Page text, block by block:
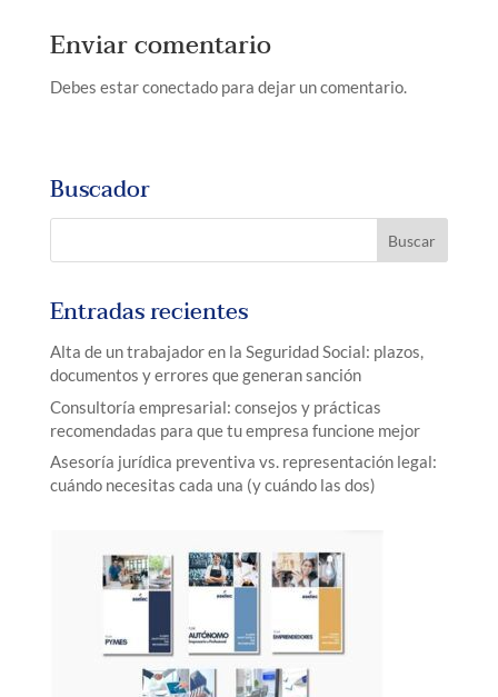
Enviar comentario
Debes estar conectado para dejar un comentario.
Buscador
Entradas recientes
Alta de un trabajador en la Seguridad Social: plazos,
documentos y errores que generan sanción
Consultoría empresarial: consejos y prácticas
recomendadas para que tu empresa funcione mejor
Asesoría jurídica preventiva vs. representación legal:
cuándo necesitas cada una (y cuándo las dos)